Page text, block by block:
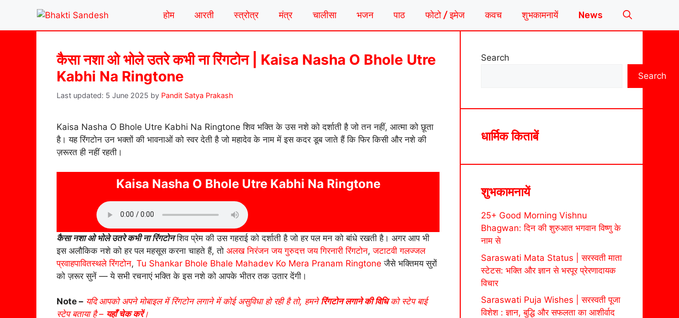
content
होम आरती स्त्रोत्र मंत्र चालीसा भजन पाठ फोटो / इमेज कवच शुभकामनायें News
कैसा नशा ओ भोले उतरे कभी ना रिंगटोन | Kaisa Nasha O Bhole Utre
Kabhi Na Ringtone
5 June 2025 by Pandit Satya Prakash
Kaisa Nasha O Bhole Utre Kabhi Na Ringtone शिव भक्ति के उस नशे को दर्शाती है जो तन नहीं, आत्मा को छूता
है। यह रिंगटोन उन भक्तों की भावनाओं को स्वर देती है जो महादेव के नाम में इस कदर डूब जाते हैं कि फिर किसी और नशे की
ज़रूरत ही नहीं रहती।
Kaisa Nasha O Bhole Utre Kabhi Na Ringtone
कैसा नशा ओ भोले उतरे कभी ना रिंगटोनशिव प्रेम की उस गहराई को दर्शाती है जो हर पल मन को बांधे रखती है। अगर आप भी
इस अलौकिक नशे को हर पल महसूस करना चाहते हैं, तो अलख निरंजन जय गुरुदत्त जय गिरनारी रिंगटोन,जटाटवी गलज्जल
प्रवाहपावितस्थले रिंगटोन, Tu Shankar Bhole Bhale Mahadev Ko Mera Pranam Ringtone जैसे भक्तिमय सुरों
को ज़रूर सुनें — ये सभी रचनाएं भक्ति के इस नशे को आपके भीतर तक उतार देंगी।
Note – यदि आपको अपने मोबाइल में रिंगटोन लगाने में कोई असुविधा हो रही है तो, हमनेरिंगटोन लगाने की विधिको स्टेप बाई
स्टेप बताया है – यहाँ चेक करें।
Search
Search
धार्मिक किताबें
शुभकामनायें
25+ Good Morning Vishnu
Bhagwan: दिन की शुरुआत भगवान विष्णु के
नाम से
Saraswati Mata Status | सरस्वती माता
स्टेटस: भक्ति और ज्ञान से भरपूर प्रेरणादायक
विचार
Saraswati Puja Wishes | सरस्वती पूजा
विशेश : ज्ञान, बुद्धि और सफलता का आशीर्वाद